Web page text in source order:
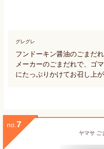
グレグレ
フンドーキン醤油のごまだ
メーカーのごまだれで、ゴ
にたっぷりかけてお召し上が
no. 7
ヤマサ ご